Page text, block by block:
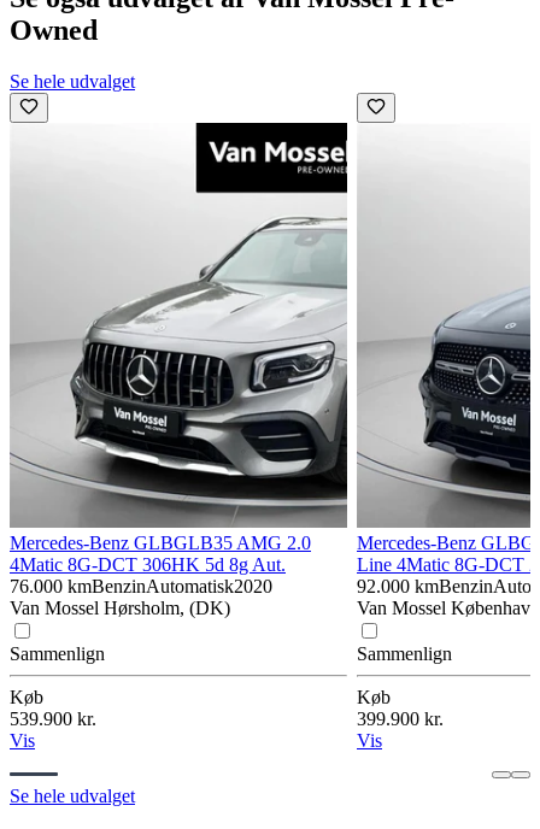
Owned
Se hele udvalget
Mercedes-Benz GLBGLB35 AMG 2.0
4Matic 8G-DCT 306HK 5d 8g Aut.
76.000 kmBenzinAutomatisk2020
Van Mossel Hørsholm, (DK)
Sammenlign
Køb
539.900 kr.
Vis
Mercedes-Benz GLB
Line 4Matic 8G-DCT
92.000 kmBenzin
Van Mossel
Sammenlign
Køb
399.900 kr.
Vis
Se hele udvalget